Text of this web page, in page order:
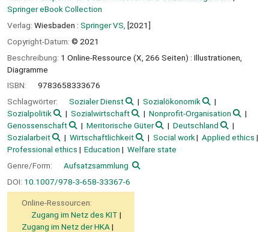
Springer eBook Collection
Verlag: Wiesbaden : Springer VS, [2021]
Copyright-Datum: © 2021
Beschreibung: 1 Online-Ressource (X, 266 Seiten) : Illustrationen,
Diagramme
ISBN:
9783658333676
Schlagwörter:
Sozialer Dienst
Sozialökonomik
Sozialpolitik
Sozialwirtschaft
Nonprofit-Organisation
Genossenschaft
Meritorische Güter
Deutschland
Sozialarbeit
Wirtschaftlichkeit Social work
Applied ethics
Professional ethics
Education
Welfare state
Genre/Form:
Aufsatzsammlung
DOI: 10.1007/978-3-658-33367-6
Online-Ressourcen:
Zugang im Netz des KIT
Zugang im Netz der HKA